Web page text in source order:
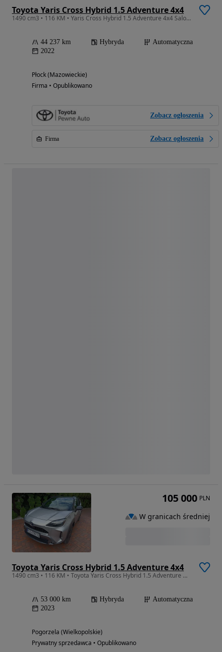
Toyota Yaris Cross Hybrid 1.5 Adventure 4x4
1490 cm3 • 116 KM • Yaris Cross Hybrid 1.5 Adventure 4x4 Salon Toyota Płock
44 237 km Hybryda
Automatyczna
2022
Płock (Mazowieckie)
Firma • Opublikowano
Zobacz ogłoszenia
Firma Zobacz ogłoszenia
Toyota Yaris Cross Hybrid 1.5 Adventure 4x4
1490 cm3 • 116 KM • Toyota Yaris Cross Hybrid 1.5 Adventure w wer.Premiere Edition
53 000 km Hybryda
Automatyczna
2023
Pogorzela (Wielkopolskie)
Prywatny sprzedawca • Opublikowano
105 000 PLN
W granicach średniej